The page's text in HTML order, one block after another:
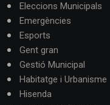
Eleccions Municipals
Emergències
Esports
Gent gran
Gestió Municipal
Habitatge i Urbanisme
Hisenda